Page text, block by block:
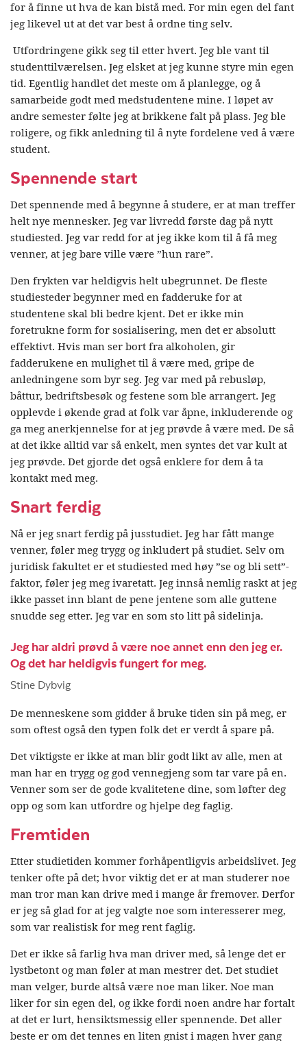
for å finne ut hva de kan bistå med. For min egen del fant
jeg likevel ut at det var best å ordne ting selv.
Utfordringene gikk seg til etter hvert. Jeg ble vant til
studenttilværelsen. Jeg elsket at jeg kunne styre min egen
tid. Egentlig handlet det meste om å planlegge, og å
samarbeide godt med medstudentene mine. I løpet av
andre semester følte jeg at brikkene falt på plass. Jeg ble
roligere, og fikk anledning til å nyte fordelene ved å være
student.
Spennende start
Det spennende med å begynne å studere, er at man treffer
helt nye mennesker. Jeg var livredd første dag på nytt
studiested. Jeg var redd for at jeg ikke kom til å få meg
venner, at jeg bare ville være ”hun rare”.
Den frykten var heldigvis helt ubegrunnet. De fleste
studiesteder begynner med en fadderuke for at
studentene skal bli bedre kjent. Det er ikke min
foretrukne form for sosialisering, men det er absolutt
effektivt. Hvis man ser bort fra alkoholen, gir
fadderukene en mulighet til å være med, gripe de
anledningene som byr seg. Jeg var med på rebusløp,
båttur, bedriftsbesøk og festene som ble arrangert. Jeg
opplevde i økende grad at folk var åpne, inkluderende og
ga meg anerkjennelse for at jeg prøvde å være med. De så
at det ikke alltid var så enkelt, men syntes det var kult at
jeg prøvde. Det gjorde det også enklere for dem å ta
kontakt med meg.
Snart ferdig
Nå er jeg snart ferdig på jusstudiet. Jeg har fått mange
venner, føler meg trygg og inkludert på studiet. Selv om
juridisk fakultet er et studiested med høy ”se og bli sett”-
faktor, føler jeg meg ivaretatt. Jeg innså nemlig raskt at jeg
ikke passet inn blant de pene jentene som alle guttene
snudde seg etter. Jeg var en som sto litt på sidelinja.
Jeg har aldri prøvd å være noe annet enn den jeg er.
Og det har heldigvis fungert for meg.
Stine Dybvig
De menneskene som gidder å bruke tiden sin på meg, er
som oftest også den typen folk det er verdt å spare på.
Det viktigste er ikke at man blir godt likt av alle, men at
man har en trygg og god vennegjeng som tar vare på en.
Venner som ser de gode kvalitetene dine, som løfter deg
opp og som kan utfordre og hjelpe deg faglig.
Fremtiden
Etter studietiden kommer forhåpentligvis arbeidslivet. Jeg
tenker ofte på det; hvor viktig det er at man studerer noe
man tror man kan drive med i mange år fremover. Derfor
er jeg så glad for at jeg valgte noe som interesserer meg,
som var realistisk for meg rent faglig.
Det er ikke så farlig hva man driver med, så lenge det er
lystbetont og man føler at man mestrer det. Det studiet
man velger, burde altså være noe man liker. Noe man
liker for sin egen del, og ikke fordi noen andre har fortalt
at det er lurt, hensiktsmessig eller spennende. Det aller
beste er om det tennes en liten gnist i magen hver gang